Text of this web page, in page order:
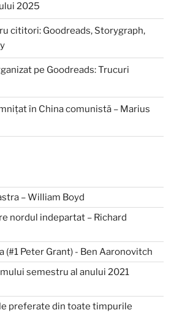
2025
cititori: Goodreads, Storygraph,
pe Goodreads: Trucuri
în China comunistă – Marius
– William Boyd
nordul indepartat – Richard
(#1 Peter Grant) - Ben Aaronovitch
semestru al anului 2021
preferate din toate timpurile